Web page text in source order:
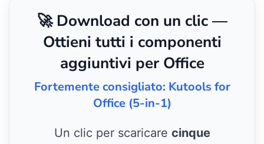
🚀 Download con un clic —
Ottieni tutti i componenti
aggiuntivi per Office
Fortemente consigliato: Kutools for
Office (5-in-1)
Un clic per scaricare cinque